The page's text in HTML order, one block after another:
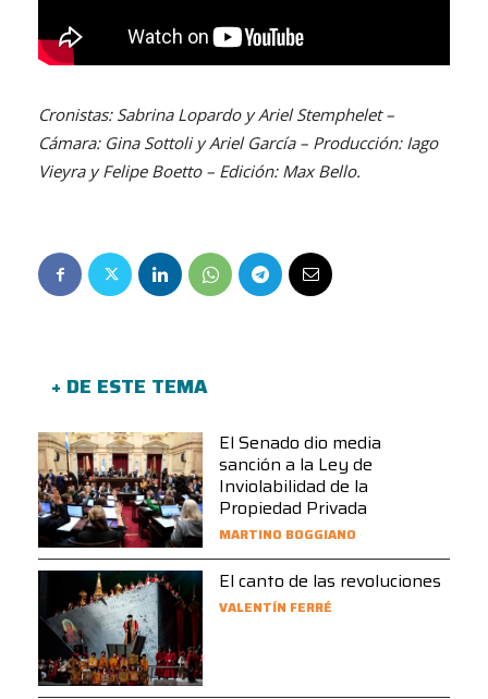
Cronistas: Sabrina Lopardo y Ariel Stemphelet –
Cámara: Gina Sottoli y Ariel García – Producción: Iago
Vieyra y Felipe Boetto – Edición: Max Bello.
+ DE ESTE TEMA
El Senado dio media
sanción a la Ley de
Inviolabilidad de la
Propiedad Privada
MARTINO BOGGIANO
El canto de las revoluciones
VALENTÍN FERRÉ